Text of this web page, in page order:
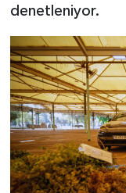
denetleniyor.